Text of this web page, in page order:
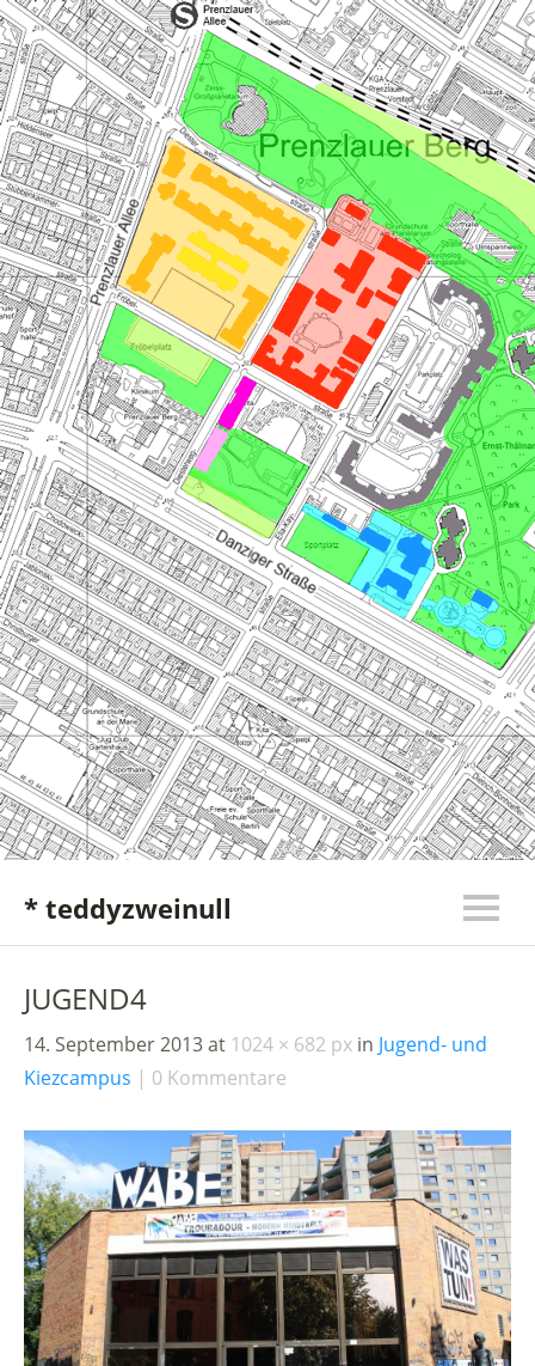
* teddyzweinull
JUGEND4
14. September 2013at 1024 × 682 px in Jugend- und
Kiezcampus
0 Kommentare